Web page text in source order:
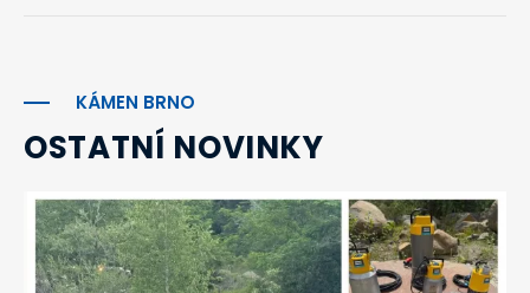
KÁMEN BRNO
OSTATNÍ NOVINKY